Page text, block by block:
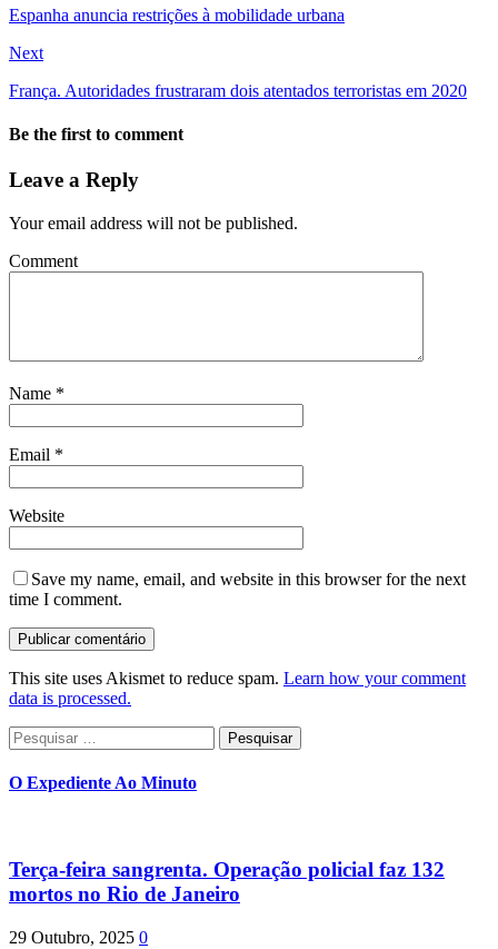
Espanha anuncia restrições à mobilidade urbana
Next
França. Autoridades frustraram dois atentados terroristas em 2020
Be the first to comment
Leave a Reply
Your email address will not be published.
Comment
Name *
Email *
Website
Save my name, email, and website in this browser for the next
time I comment.
This site uses Akismet to reduce spam. Learn how your comment
data is processed.
Pesquisar
por:
O Expediente Ao Minuto
Terça-feira sangrenta. Operação policial faz 132
mortos no Rio de Janeiro
29 Outubro, 2025 0